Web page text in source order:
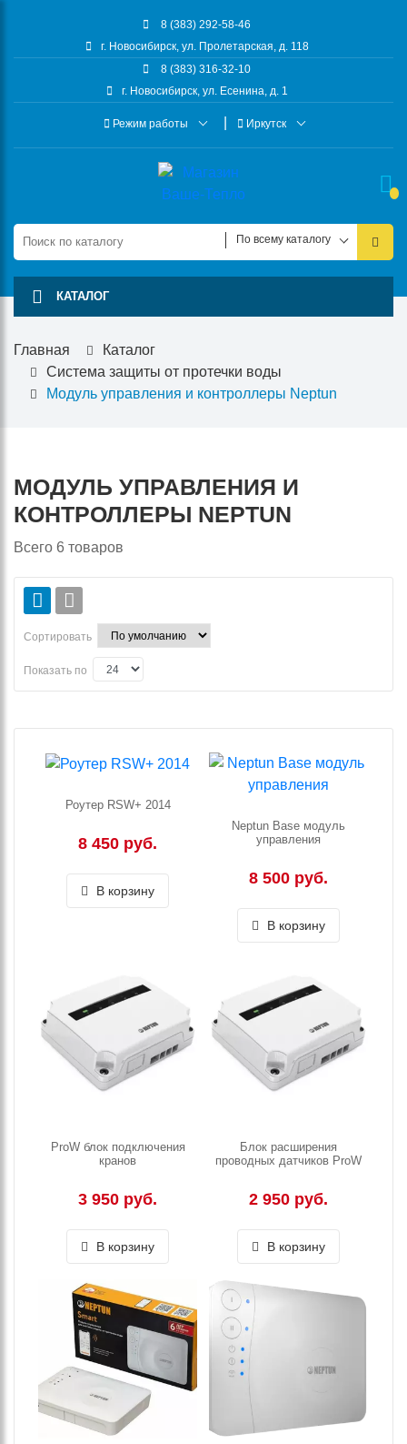
8 (383) 292-58-46
г. Новосибирск, ул. Пролетарская, д. 118
8 (383) 316-32-10
г. Новосибирск, ул. Есенина, д. 1
Режим работы Иркутск
По всему каталогу
КАТАЛОГ
Главная
Каталог
Система защиты от протечки воды
Модуль управления и контроллеры Neptun
МОДУЛЬ УПРАВЛЕНИЯ И
КОНТРОЛЛЕРЫ NEPTUN
Всего 6 товаров
Сортировать
Показать по
Роутер RSW+ 2014
8 450 руб.
В корзину
Neptun Base модуль
управления
8 500 руб.
В корзину
ProW блок подключения
кранов
3 950 руб.
В корзину
Блок расширения
проводных датчиков ProW
2 950 руб.
В корзину